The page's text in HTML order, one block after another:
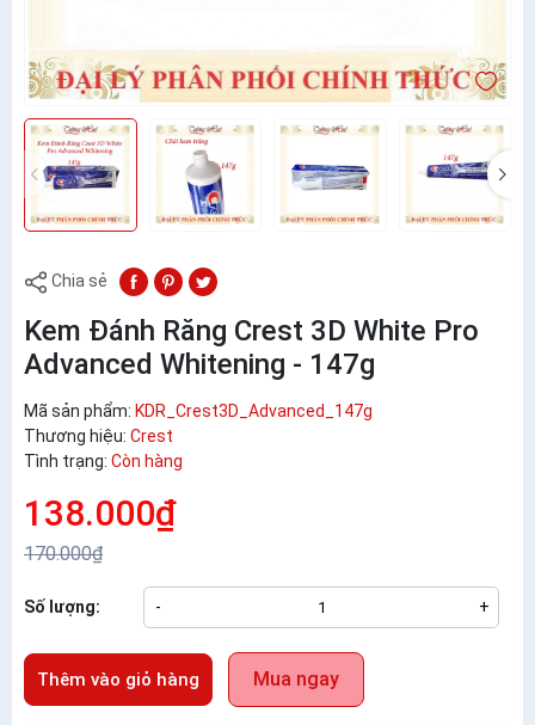
Chia sẻ
Kem Đánh Răng Crest 3D White Pro
Advanced Whitening - 147g
Mã sản phẩm: KDR_Crest3D_Advanced_147g
Thương hiệu: Crest
Tình trạng: Còn hàng
138.000₫
170.000₫
Số lượng: - +
Thêm vào giỏ hàng Mua ngay